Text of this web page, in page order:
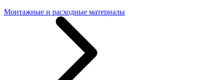
Монтажные и расходные материалы